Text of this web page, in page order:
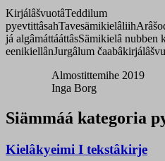
KirjálâšvuotâTeddilum
pyevtittâsahTavesämikielâliih
já algâmáttááttâsSämikielâ nubben
eenikiellânJurgâlum
Almostittemihe 2019
Inga Borg
Siämmáá kategoria
Kielâkyeimi I tekstâkirje